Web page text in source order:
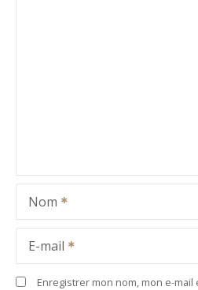
Nom
E-mail
Enregistrer mon nom, mon e-mail